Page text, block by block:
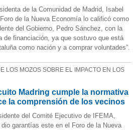
de la Comunidad de Madrid, Isabel
de la Nueva Economía lo calificó como
del Gobierno, Pedro Sánchez, con la
de financiación, ya que sostuvo que está
como nación y a comprar voluntades”.
LOS MOZOS SOBRE EL IMPACTO EN LOS
Madring cumple la normativa
la comprensión de los vecinos
del Comité Ejecutivo de IFEMA,
garantías este en el Foro de la Nueva